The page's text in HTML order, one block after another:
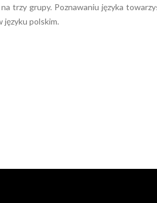
trzy grupy. Poznawaniu języka
języku polskim.